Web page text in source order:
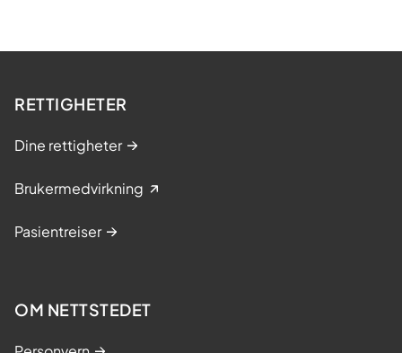
RETTIGHETER
Dine rettigheter
Brukermedvirkning
Pasientreiser
OM NETTSTEDET